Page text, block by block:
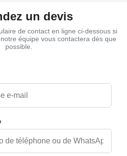
un devis
de contact en ligne ci-dessous si
équipe vous contactera dès que
possible.